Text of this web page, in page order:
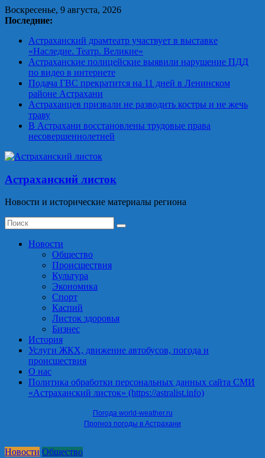
Skip
to
Воскресенье, 9 августа, 2026
Последние:
Астраханский драмтеатр участвует в выставке
«Наследие. Театр. Великие»
Астраханские полицейские выявили нарушение ПДД
по видео в интернете
Подача ГВС прекратится на 11 дней в Ленинском
районе Астрахани
Астраханцев призвали не разводить костры и не жечь
траву
В Астрахани восстановлены трудовые права
несовершеннолетней
Астраханский листок
Новости и исторические материалы региона
Новости
Общество
Происшествия
Культура
Экономика
Спорт
Каспий
Листок здоровья
Бизнес
История
Услуги ЖКХ, движение автобусов, погода и
происшествия
О нас
Политика обработки персональных данных сайта СМИ
«Астраханский листок» (https://astralist.info)
Погода world-weather.ru
Прогноз погоды в Астрахани
Новости Общество